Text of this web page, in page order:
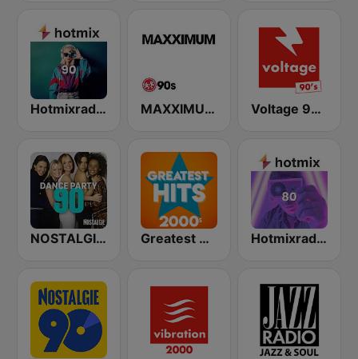
Hotmixradio 90's MAXXIMUM 90's Voltage 90's
NOSTALGIE DANCE PARTY 90 Greatest Hits 2000's Hotmixradio 80's